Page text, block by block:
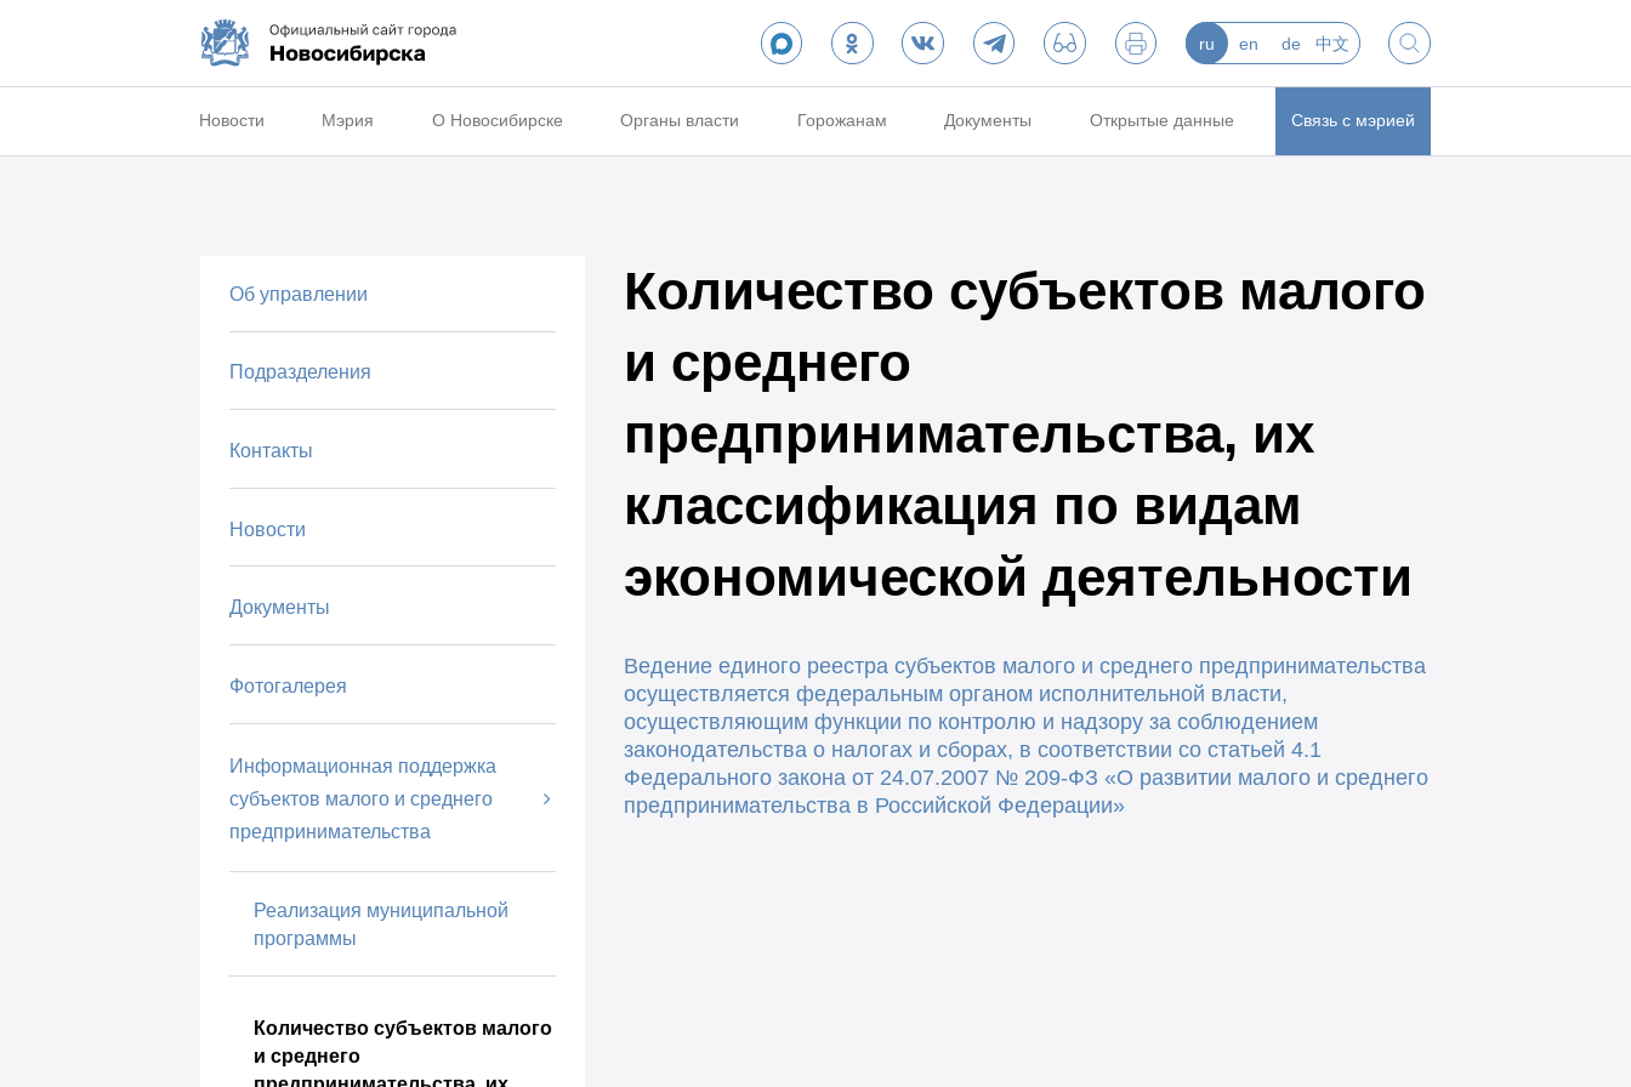
ru en de 中文
Новости Мэрия О Новосибирске Органы власти Горожанам Документы Открытые данные Связь с мэрией
Об управлении
Подразделения
Контакты
Новости
Документы
Фотогалерея
Информационная поддержка
субъектов малого и среднего
предпринимательства
Реализация муниципальной
программы
Количество субъектов малого
и среднего
Количество субъектов малого
и среднего
предпринимательства, их
классификация по видам
экономической деятельности
Ведение единого реестра субъектов малого и среднего предпринимательства
осуществляется федеральным органом исполнительной власти,
осуществляющим функции по контролю и надзору за соблюдением
законодательства о налогах и сборах, в соответствии со статьей 4.1
Федерального закона от 24.07.2007 № 209-ФЗ «О развитии малого и среднего
предпринимательства в Российской Федерации»